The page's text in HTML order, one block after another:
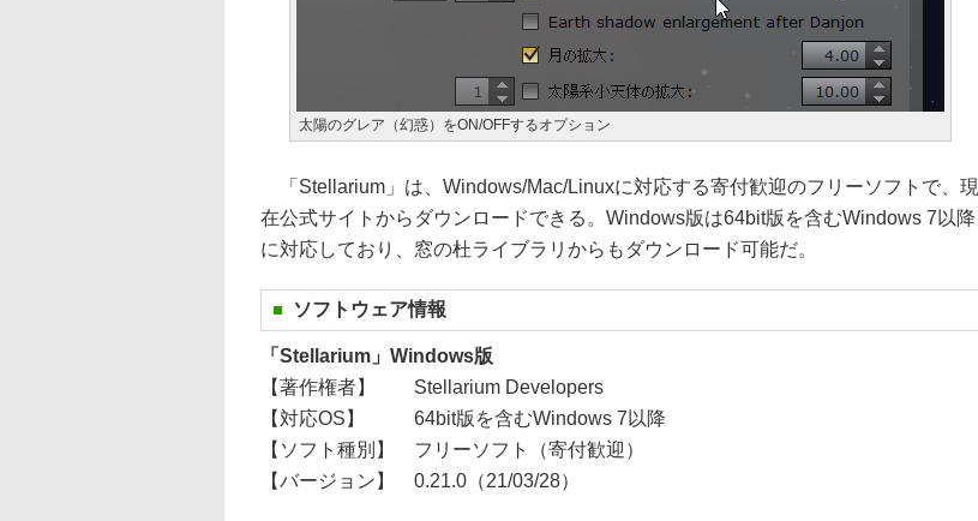
太陽のグレア（幻惑）をON/OFFするオプション
「Stellarium」は、Windows/Mac/Linuxに対応する寄付歓迎のフリーソフトで、現
在公式サイトからダウンロードできる。Windows版は64bit版を含むWindows 7以降
に対応しており、窓の杜ライブラリからもダウンロード可能だ。
ソフトウェア情報
「Stellarium」Windows版
【著作権者】
Stellarium Developers
【対応OS】
64bit版を含むWindows 7以降
【ソフト種別】
フリーソフト（寄付歓迎）
【バージョン】
0.21.0（21/03/28）